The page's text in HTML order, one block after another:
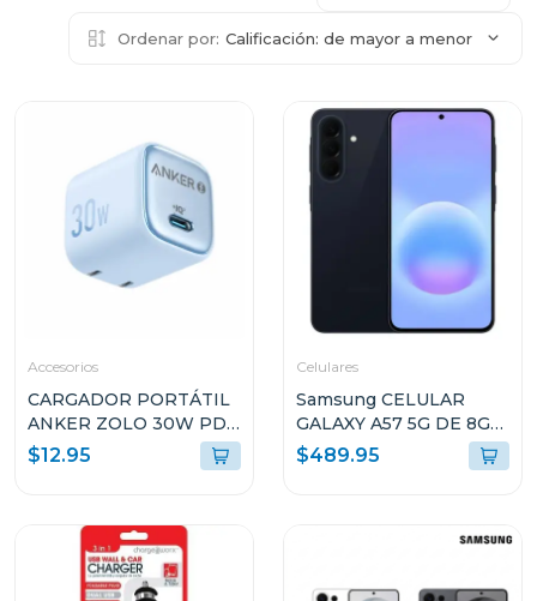
Ordenar por: Calificación: de mayor a menor
Accesorios
CARGADOR PORTÁTIL
ANKER ZOLO 30W PD
3.0 CELESTE A2698J31
$12.95
Celulares
Samsung CELULAR
GALAXY A57 5G DE 8GB
RAM Y 256GB
ALMACENAMIENTO
$489.95